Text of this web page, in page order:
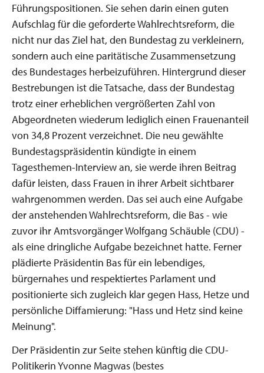
Führungspositionen. Sie sehen darin einen guten
Aufschlag für die geforderte Wahlrechtsreform, die
nicht nur das Ziel hat, den Bundestag zu verkleinern,
sondern auch eine paritätische Zusammensetzung
des Bundestages herbeizuführen. Hintergrund dieser
Bestrebungen ist die Tatsache, dass der Bundestag
trotz einer erheblichen vergrößerten Zahl von
Abgeordneten wiederum lediglich einen Frauenanteil
von 34,8 Prozent verzeichnet. Die neu gewählte
Bundestagspräsidentin kündigte in einem
Tagesthemen-Interview an, sie werde ihren Beitrag
dafür leisten, dass Frauen in ihrer Arbeit sichtbarer
wahrgenommen werden. Das sei auch eine Aufgabe
der anstehenden Wahlrechtsreform, die Bas - wie
zuvor ihr Amtsvorgänger Wolfgang Schäuble (CDU) -
als eine dringliche Aufgabe bezeichnet hatte. Ferner
plädierte Präsidentin Bas für ein lebendiges,
bürgernahes und respektiertes Parlament und
positionierte sich zugleich klar gegen Hass, Hetze und
persönliche Diffamierung: "Hass und Hetz sind keine
Meinung".
Der Präsidentin zur Seite stehen künftig die CDU-
Politikerin Yvonne Magwas (bestes